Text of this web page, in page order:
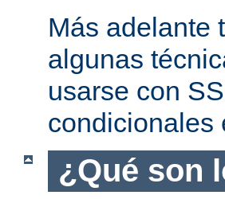
Más adelante
algunas
usarse con
condicionales
¿Qué son